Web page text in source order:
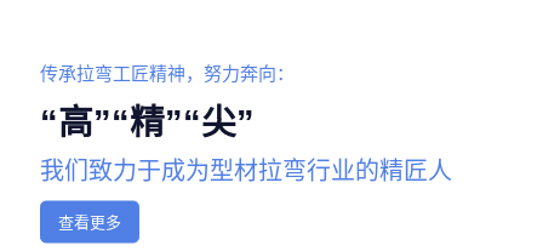
传承拉弯工匠精神，努力奔向：
“高”“精”“尖”
我们致力于成为型材拉弯行业的精匠人
查看更多